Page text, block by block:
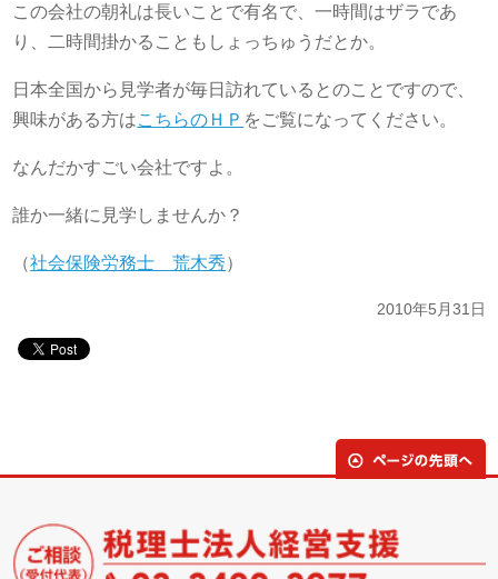
この会社の朝礼は長いことで有名で、一時間はザラであ
り、二時間掛かることもしょっちゅうだとか。
日本全国から見学者が毎日訪れているとのことですので、
興味がある方はこちらのＨＰ をご覧になってください。
なんだかすごい会社ですよ。
誰か一緒に見学しませんか？
（社会保険労務士 荒木秀）
2010年5月31日